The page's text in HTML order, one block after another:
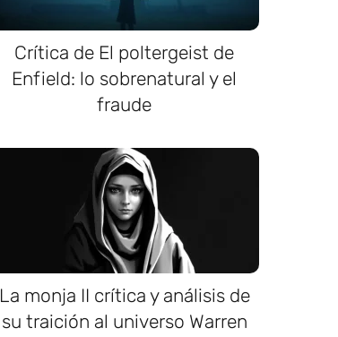
Crítica de El poltergeist de
Enfield: lo sobrenatural y el
fraude
La monja II crítica y análisis de
su traición al universo Warren